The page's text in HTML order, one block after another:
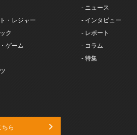
・レジャー
ク
ゲーム
- ニュース
- インタビュー
- レポート
- コラム
- 特集
ら